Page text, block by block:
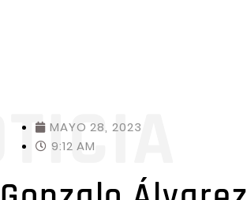
MAYO 28, 2023
9:12 AM